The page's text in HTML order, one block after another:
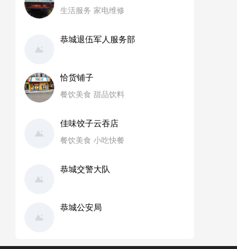
生活服务 家电维修
恭城退伍军人服务部
恰货铺子
餐饮美食 甜品饮料
佳味饺子云吞店
餐饮美食 小吃快餐
恭城交警大队
恭城公安局